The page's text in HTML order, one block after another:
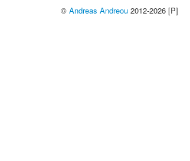
© Andreas Andreou 2012-2026 [P]